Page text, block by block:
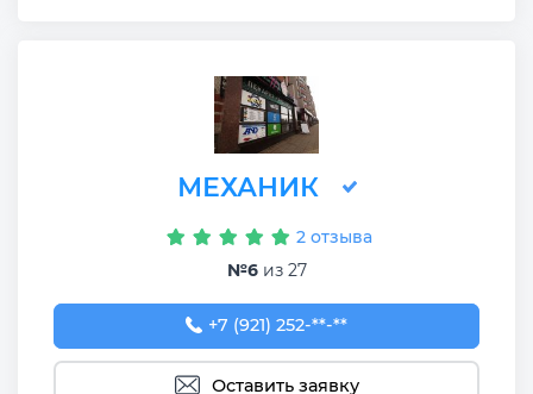
МЕХАНИК
2 отзыва
№6из 27
+7 (921) 252-83-68
+7 (921) 252-**-**
Оставить заявку